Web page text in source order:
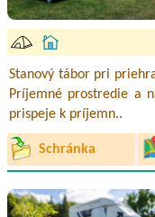
Stanový tábor pri
Príjemné prostredie a
prispeje k príjemn..
Schránka